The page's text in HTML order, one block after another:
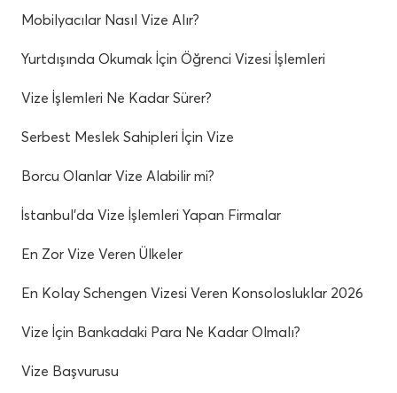
Mobilyacılar Nasıl Vize Alır?
Yurtdışında Okumak İçin Öğrenci Vizesi İşlemleri
Vize İşlemleri Ne Kadar Sürer?
Serbest Meslek Sahipleri İçin Vize
Borcu Olanlar Vize Alabilir mi?
İstanbul’da Vize İşlemleri Yapan Firmalar
En Zor Vize Veren Ülkeler
En Kolay Schengen Vizesi Veren Konsolosluklar 2026
Vize İçin Bankadaki Para Ne Kadar Olmalı?
Vize Başvurusu